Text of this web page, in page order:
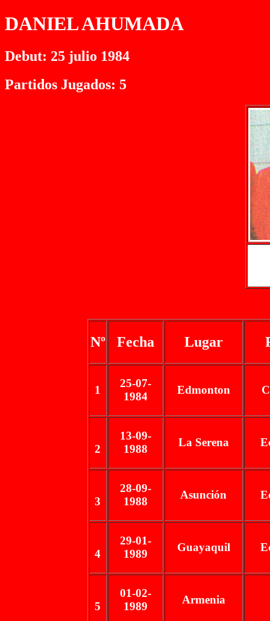
DANIEL AHUMADA
Debut: 25 julio 1984
Partidos Jugados: 5
Nº Fecha Lugar
1
25-07-
1984
Edmonton
2
13-09-
1988
La Serena
3
28-09-
1988
Asunción
4
29-01-
1989
Guayaquil
5
01-02-
1989
Armenia